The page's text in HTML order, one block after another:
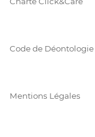
Code de Déontologie
Mentions Légales